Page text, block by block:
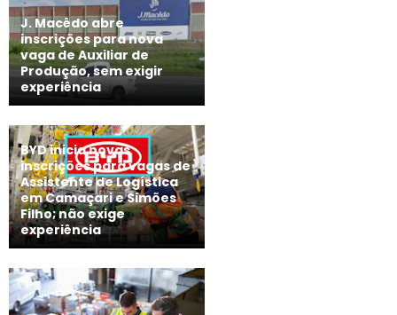
J. Macêdo abre
inscrições para nova
vaga de Auxiliar de
Produção, sem exigir
experiência
BYD inicia novas
inscrições para vagas de
Assistente de Logística
em Camaçari e Simões
Filho; não exige
experiência